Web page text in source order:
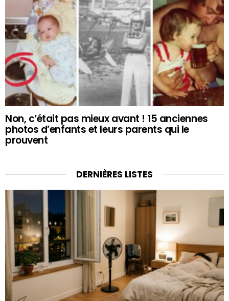
Non, c’était pas mieux avant ! 15 anciennes
photos d’enfants et leurs parents qui le
prouvent
DERNIÈRES LISTES